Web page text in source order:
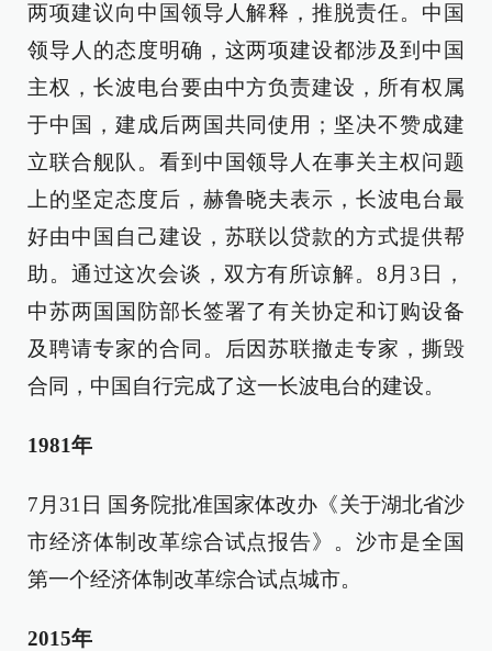
两项建议向中国领导人解释，推脱责任。中国
领导人的态度明确，这两项建设都涉及到中国
主权，长波电台要由中方负责建设，所有权属
于中国，建成后两国共同使用；坚决不赞成建
立联合舰队。看到中国领导人在事关主权问题
上的坚定态度后，赫鲁晓夫表示，长波电台最
好由中国自己建设，苏联以贷款的方式提供帮
助。通过这次会谈，双方有所谅解。8月3日，
中苏两国国防部长签署了有关协定和订购设备
及聘请专家的合同。后因苏联撤走专家，撕毁
合同，中国自行完成了这一长波电台的建设。
1981年
7月31日 国务院批准国家体改办《关于湖北省沙
市经济体制改革综合试点报告》。沙市是全国
第一个经济体制改革综合试点城市。
2015年